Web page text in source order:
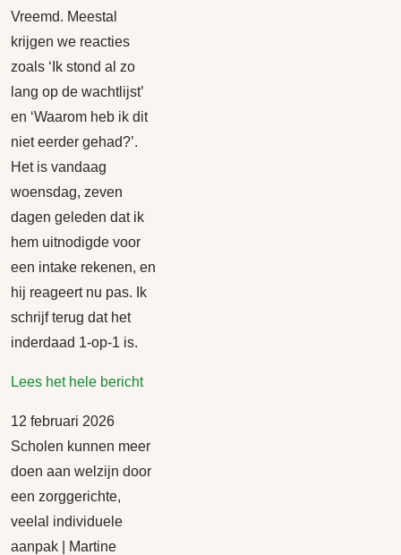
Vreemd. Meestal
krijgen we reacties
zoals ‘Ik stond al zo
lang op de wachtlijst’
en ‘Waarom heb ik dit
niet eerder gehad?’.
Het is vandaag
woensdag, zeven
dagen geleden dat ik
hem uitnodigde voor
een intake rekenen, en
hij reageert nu pas. Ik
schrijf terug dat het
inderdaad 1-op-1 is.
Lees het hele bericht
12 februari 2026
Scholen kunnen meer
doen aan welzijn door
een zorggerichte,
veelal individuele
aanpak | Martine